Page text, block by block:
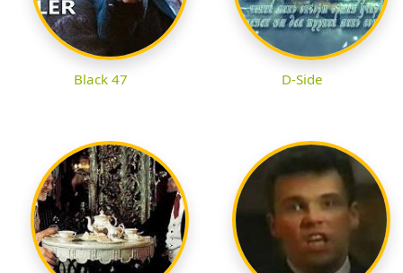
Black 47 D-Side